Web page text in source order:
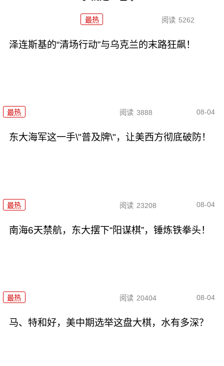
最热 阅读 5262
泽连斯基的“清场行动”与乌克兰的末路狂飙！
最热 阅读 3888 08-04
东大海军这一手\"普及牌\"，让美西方彻底破防！
最热 阅读 23208 08-04
南海6天禁航，东大摆下“阳谋棋”，锤炼铁拳头！
最热 阅读 20404 08-04
马、特和好，美中期选举这盘大棋，水有多深？